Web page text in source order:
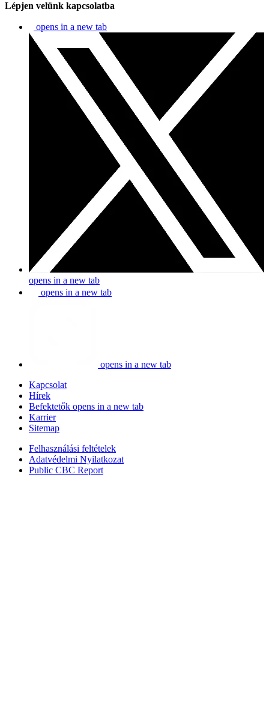
Lépjen velünk kapcsolatba
opens in a new tab
opens in a new tab
opens in a new tab
opens in a new tab
Kapcsolat
Hírek
Befektetők opens in a new tab
Karrier
Sitemap
Felhasználási feltételek
Adatvédelmi Nyilatkozat
Public CBC Report